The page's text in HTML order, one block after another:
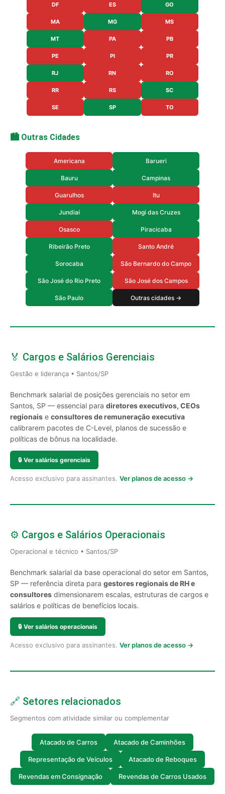
DF ES GO
MA MG MS
MT PA PB
PE PI PR
RJ RN RO
RR RS SC
SE SP TO
🏙️ Outras Cidades
Americana Barueri
Bauru Campinas
Guarulhos Itu
Jundiaí Mogi das Cruzes
Osasco Piracicaba
Ribeirão Preto Santo André
Sorocaba São Bernardo do Campo
São José do Rio Preto São José dos Campos
São Paulo Outras cidades →
🏅 Cargos e Salários Gerenciais
Gestão e liderança • Santos/SP
Benchmark salarial de posições gerenciais no setor em
Santos, SP — essencial para diretores executivos, CEOs
regionais e consultores de remuneração executiva
calibrarem pacotes de C-Level, planos de sucessão e
políticas de bônus na localidade.
🔒 Ver salários gerenciais
Acesso exclusivo para assinantes. Ver planos de acesso →
⚙️ Cargos e Salários Operacionais
Operacional e técnico • Santos/SP
Benchmark salarial da base operacional do setor em Santos,
SP — referência direta para gestores regionais de RH e
consultores dimensionarem escalas, estruturas de cargos e
salários e políticas de benefícios locais.
🔒 Ver salários operacionais
Acesso exclusivo para assinantes. Ver planos de acesso →
🔗 Setores relacionados
Segmentos com atividade similar ou complementar
Atacado de Carros Atacado de Caminhões
Representação de Veículos Atacado de Reboques
Revendas em Consignação Revendas de Carros Usados